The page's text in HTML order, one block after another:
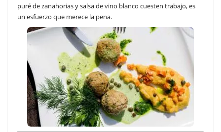
puré de zanahorias y salsa de vino blanco cuesten trabajo, es
un esfuerzo que merece la pena.